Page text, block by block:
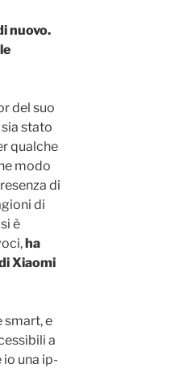
nuovo.
del suo
stato
qualche
modo
di
di
è
ha
Xiaomi
smart, e
a
una ip-